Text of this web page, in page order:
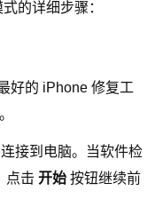
的详细步骤：
好的 iPhone 修复工
接到电脑。当软件检
点击 开始 按钮继续前